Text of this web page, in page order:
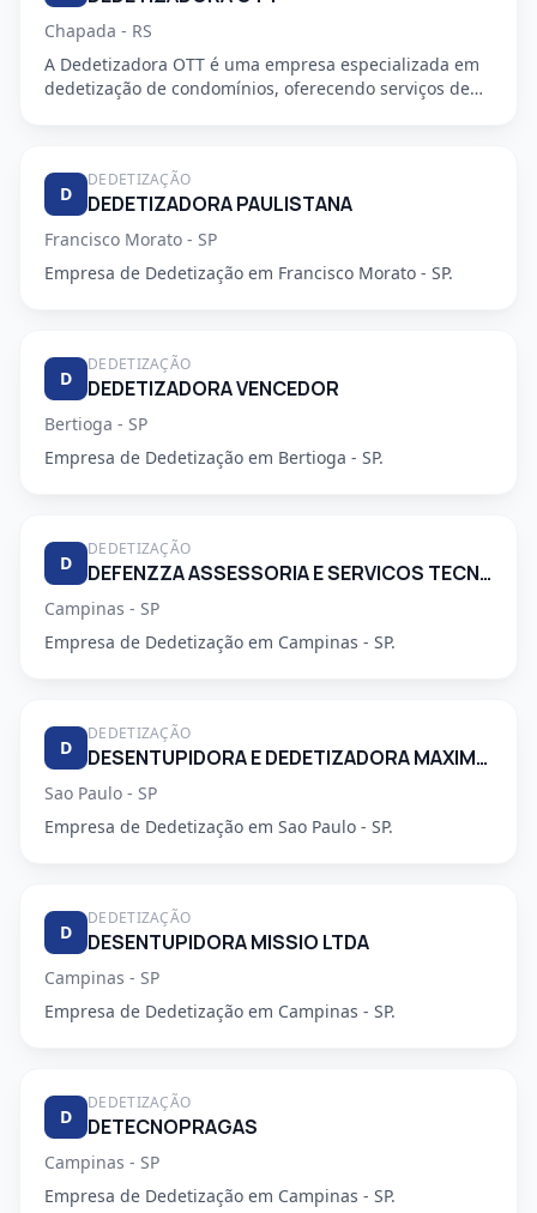
Chapada - RS
A Dedetizadora OTT é uma empresa especializada em
dedetização de condomínios, oferecendo serviços de
D
DEDETIZAÇÃO
DEDETIZADORA PAULISTANA
Francisco Morato - SP
Empresa de Dedetização em Francisco Morato - SP.
D
DEDETIZAÇÃO
DEDETIZADORA VENCEDOR
Bertioga - SP
Empresa de Dedetização em Bertioga - SP.
D
DEDETIZAÇÃO
DEFENZZA ASSESSORIA E SERVICOS TECNICOS LTDA
Campinas - SP
Empresa de Dedetização em Campinas - SP.
D
DEDETIZAÇÃO
DESENTUPIDORA E DEDETIZADORA MAXIMO EMPENHO LTDA
Sao Paulo - SP
Empresa de Dedetização em Sao Paulo - SP.
D
DEDETIZAÇÃO
DESENTUPIDORA MISSIO LTDA
Campinas - SP
Empresa de Dedetização em Campinas - SP.
D
DEDETIZAÇÃO
DETECNOPRAGAS
Campinas - SP
Empresa de Dedetização em Campinas - SP.